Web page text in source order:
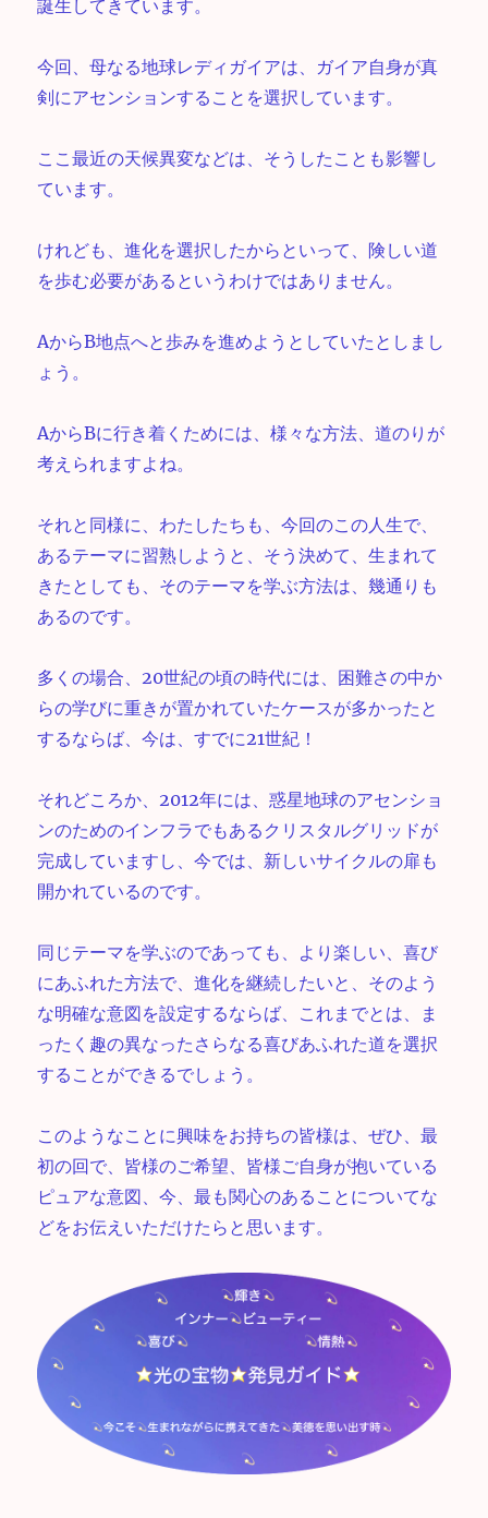
誕生してきています。
今回、母なる地球レディガイアは、ガイア自身が真
剣にアセンションすることを選択しています。
ここ最近の天候異変などは、そうしたことも影響し
ています。
けれども、進化を選択したからといって、険しい道
を歩む必要があるというわけではありません。
AからB地点へと歩みを進めようとしていたとしまし
ょう。
AからBに行き着くためには、様々な方法、道のりが
考えられますよね。
それと同様に、わたしたちも、今回のこの人生で、
あるテーマに習熟しようと、そう決めて、生まれて
きたとしても、そのテーマを学ぶ方法は、幾通りも
あるのです。
多くの場合、20世紀の頃の時代には、困難さの中か
らの学びに重きが置かれていたケースが多かったと
するならば、今は、すでに21世紀！
それどころか、2012年には、惑星地球のアセンショ
ンのためのインフラでもあるクリスタルグリッドが
完成していますし、今では、新しいサイクルの扉も
開かれているのです。
同じテーマを学ぶのであっても、より楽しい、喜び
にあふれた方法で、進化を継続したいと、そのよう
な明確な意図を設定するならば、これまでとは、ま
ったく趣の異なったさらなる喜びあふれた道を選択
することができるでしょう。
このようなことに興味をお持ちの皆様は、ぜひ、最
初の回で、皆様のご希望、皆様ご自身が抱いている
ピュアな意図、今、最も関心のあることについてな
どをお伝えいただけたらと思います。